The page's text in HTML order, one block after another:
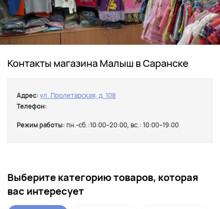
Контакты магазина Малыш в Саранске
Адрес: ул. Пролетарская, д. 108
Телефон:
Режим работы: пн.-сб.:10:00–20:00, вс.: 10:00–19:00
Выберите категорию товаров, которая
вас интересует